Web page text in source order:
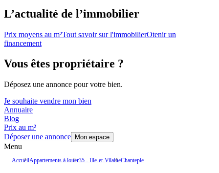
L’actualité de l’immobilier
Prix moyens au m²Tout savoir sur l'immobilierOtenir un
financement
Vous êtes propriétaire ?
Déposez une annonce pour votre bien.
Je souhaite vendre mon bien
Annuaire
Blog
Prix au m²
Déposer une annonce
Mon espace
Menu
AccueilAppartements à louer35 - Ille-et-VilaineChantepie